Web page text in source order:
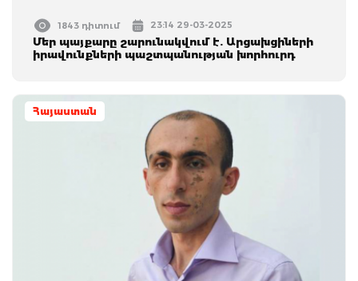
1843 դիտում 23:14 29-03-2025
Մեր պայքարը շարունակվում է. Արցախցիների
իրավունքների պաշտպանության խորհուրդ
Հայաստան